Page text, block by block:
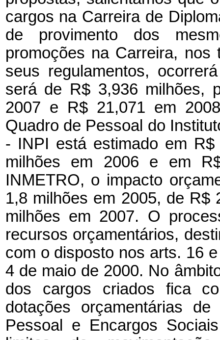
cargos na Carreira de
de provimento dos
promoções na Carreira,
seus regulamentos,
será de R$ 3,936 milhões,
2007 e R$ 21,071 em
Quadro de Pessoal do
- INPI está estimado em
milhões em 2006 e em
INMETRO, o impacto
1,8 milhões em 2005, de R$
milhões em 2007. O
recursos orçamentários,
com o disposto nos arts. 16
4 de maio de 2000. No
dos cargos criados fica
dotações orçamentárias
Pessoal e Encargos